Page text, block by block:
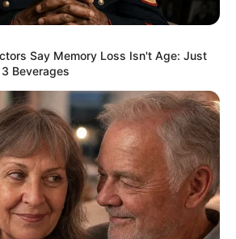
ભરમાર એક પછી એક
રહ્યા છે. જ્યારે આજે આવી જ
સામે આવી છે. એસઓજી પોલીસ
ગામમાંથી નકલી ડોક્ટર ઝડપી
એસઓજીની ટીમ દ્વારા
એલોપિથીક દવાઓ, ઇન્જેક્શન
મુદામાલ જપ્ત કરી આગળની
આવી છે.
Say Memory Loss Isn't Age: Just
Beverages